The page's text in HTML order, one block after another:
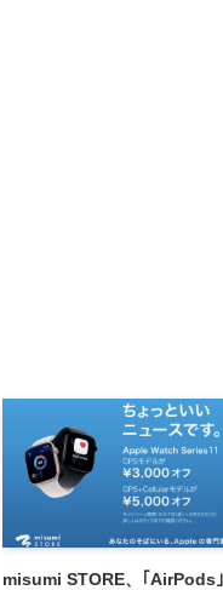
misumi STORE、｢AirPods